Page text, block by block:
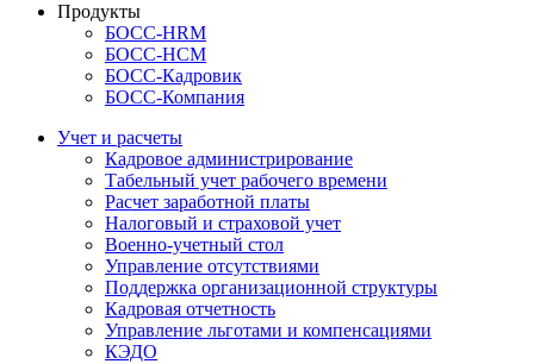
Продукты
БОСС-HRM
БОСС-HCM
БОСС-Кадровик
БОСС-Компания
Учет и расчеты
Кадровое администрирование
Табельный учет рабочего времени
Расчет заработной платы
Налоговый и страховой учет
Военно-учетный стол
Управление отсутствиями
Поддержка организационной структуры
Кадровая отчетность
Управление льготами и компенсациями
КЭДО